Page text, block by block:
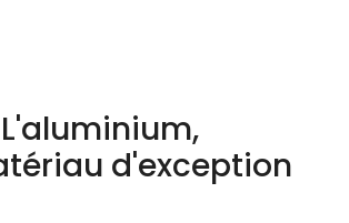
L'aluminium,
d'exception